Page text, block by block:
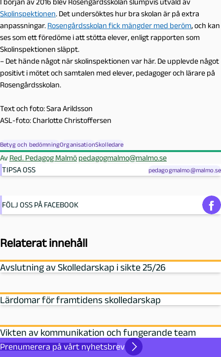
I början av 2016 blev Rosengårdsskolan slumpvis utvald av
Skolinspektionen. Det undersöktes hur bra skolan är på extra
anpassningar. Rosengårdsskolan fick mängder med beröm, och kan
ses som ett föredöme i att stötta elever, enligt rapporten som
Skolinspektionen släppt.
– Det hände något när skolinspektionen var här. De upplevde något
positivt i mötet och samtalen med elever, pedagoger och lärare på
Rosengårdsskolan.
Text och foto: Sara Arildsson
ASL-foto: Charlotte Christoffersen
Betyg och bedömningOrganisationSkolledare
Av Red. Pedagog Malmö pedagogmalmo@malmo.se
TIPSA OSS
pedagogmalmo@malmo.se
FÖLJ OSS PÅ FACEBOOK
Relaterat innehåll
Avslutning av Skolledarskap i sikte 25/26
Lärdomar för framtidens skolledarskap
Vikten av kommunikation och fungerande team
Prenumerera på vårt nyhetsbrev